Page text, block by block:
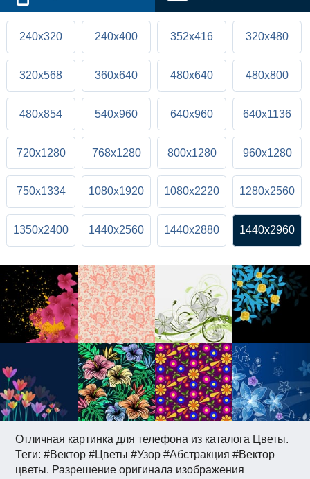
Отличная картинка для телефона из каталога Цветы.
Теги: #Вектор #Цветы #Узор #Абстракция #Вектор
цветы. Разрешение оригинала изображения
240x320 240x400 352x416 320x480
320x568 360x640 480x640 480x800
480x854 540x960 640x960 640x1136
720x1280 768x1280 800x1280 960x1280
750x1334 1080x1920 1080x2220 1280x2560
1350x2400 1440x2560 1440x2880 1440x2960